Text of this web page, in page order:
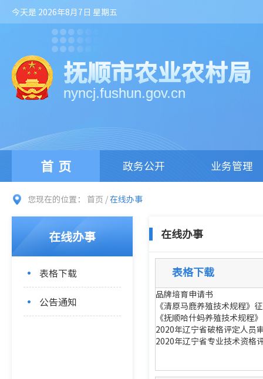
今天是 2026年8月7日 星期五
抚顺市农业农村局
nyncj.fushun.gov.cn
首页 政务公开 业务管理
您现在的位置： 首页 /在线办事
在线办事
表格下载
公告通知
在线办事
表格下载
品牌培育申请书
《清原马鹿养殖技术规程》
《抚顺哈什蚂养殖技术规程
2020年辽宁省破格评定人员
2020年辽宁省专业技术资格